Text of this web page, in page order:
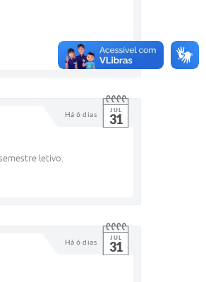
Há 6 dias JUL
31
letivo.
Há 6 dias JUL
31